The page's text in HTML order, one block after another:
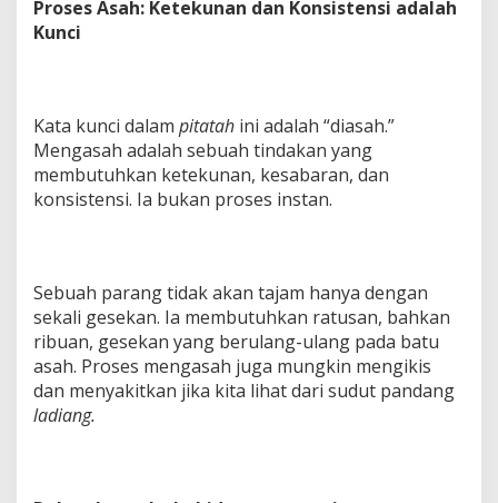
Proses Asah: Ketekunan dan Konsistensi adalah
Kunci
Kata kunci dalam pitatah ini adalah “diasah.”
Mengasah adalah sebuah tindakan yang
membutuhkan ketekunan, kesabaran, dan
konsistensi. Ia bukan proses instan.
Sebuah parang tidak akan tajam hanya dengan
sekali gesekan. Ia membutuhkan ratusan, bahkan
ribuan, gesekan yang berulang-ulang pada batu
asah. Proses mengasah juga mungkin mengikis
dan menyakitkan jika kita lihat dari sudut pandang
ladiang.